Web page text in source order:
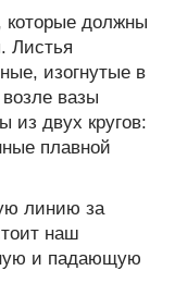
которые должны
Листья
изогнутые в
вазы
из двух кругов:
плавной
линию за
наш
и падающую